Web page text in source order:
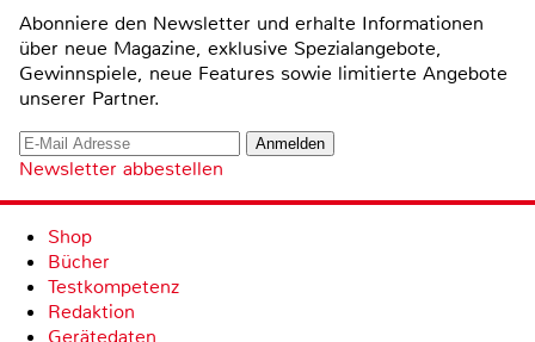
Abonniere den Newsletter und erhalte Informationen
über neue Magazine, exklusive Spezialangebote,
Gewinnspiele, neue Features sowie limitierte Angebote
unserer Partner.
Newsletter abbestellen
Shop
Bücher
Testkompetenz
Redaktion
Gerätedaten